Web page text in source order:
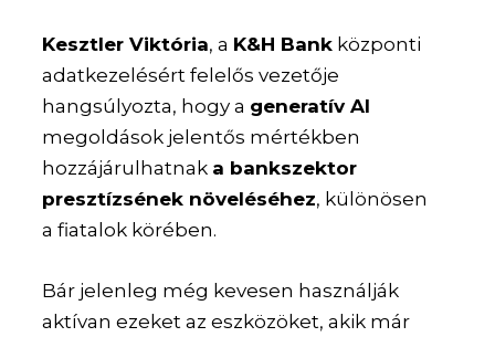
Kesztler Viktória, a K&H Bank központi
adatkezelésért felelős vezetője
hangsúlyozta, hogy a generatív AI
megoldások jelentős mértékben
hozzájárulhatnak a bankszektor
presztízsének növeléséhez, különösen
a fiatalok körében.
Bár jelenleg még kevesen használják
aktívan ezeket az eszközöket, akik már